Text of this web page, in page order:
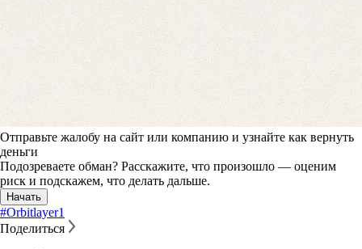
Отправьте жалобу на сайт или компанию и узнайте как вернуть
деньги
Подозреваете обман? Расскажите, что произошло — оценим
риск и подскажем, что делать дальше.
Начать
#Orbitlayer1
Поделиться